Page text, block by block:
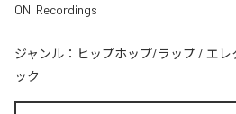
ONI Recordings
ジャンル： ヒップホップ/ラップ / エレ
ック